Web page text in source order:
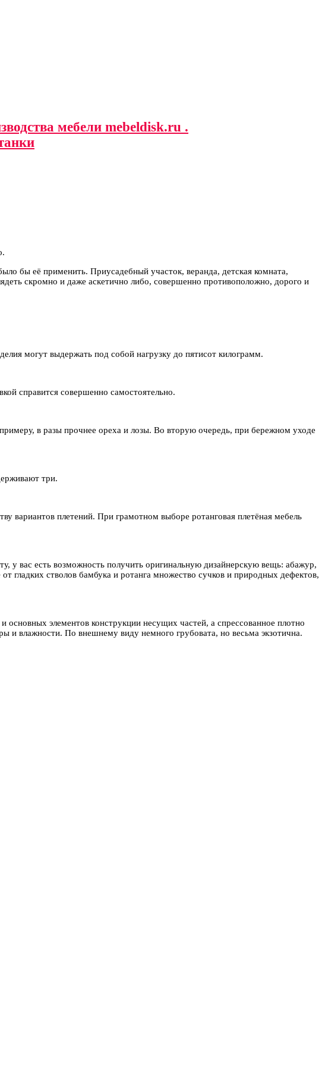
мебели mebeldisk.ru .
бы её применить. Приусадебный участок, веранда, детская комната,
скромно и даже аскетично либо, совершенно противоположно, дорого и
могут выдержать под собой нагрузку до пятисот килограмм.
справится совершенно самостоятельно.
в разы прочнее ореха и лозы. Во вторую очередь, при бережном уходе
три.
вариантов плетений. При грамотном выборе ротанговая плетёная мебель
у вас есть возможность получить оригинальную дизайнерскую вещь: абажур,
гладких стволов бамбука и ротанга множество сучков и природных дефектов,
элементов конструкции несущих частей, а спрессованное плотно
и влажности. По внешнему виду немного грубовата, но весьма экзотична.